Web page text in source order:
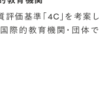
価基準「4C」を考案し
際的教育機関・団体で